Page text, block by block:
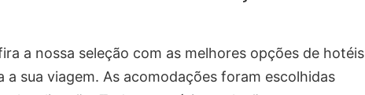
a nossa seleção com as melhores opções de hotéis
a sua viagem. As acomodações foram escolhidas